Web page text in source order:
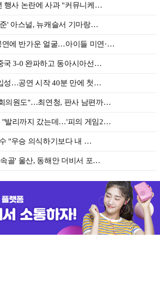
행사 논란에 사과 "커뮤니케…
' 아스널, 뉴캐슬서 기마랑…
연에 반가운 얼굴…아이들 미연·…
국 3-0 완파하고 동아시아선…
성…공연 시작 40분 만에 첫…
의원도"…최연청, 판사 남편까…
"발리까지 갔는데…'피의 게임2…
"우승 의식하기보다 내 …
골' 울산, 동해안 더비서 포…